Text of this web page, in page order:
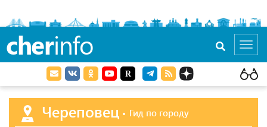
cherinfo
Череповец
Гид по городу